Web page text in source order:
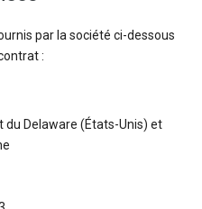
par la société ci-dessous
:
Delaware (États-Unis) et